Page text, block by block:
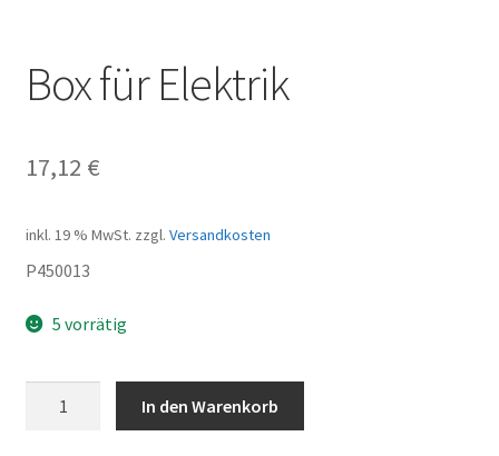
Box für Elektrik
17,12 €
inkl. 19 % MwSt. zzgl. Versandkosten
P450013
5 vorrätig
In den Warenkorb